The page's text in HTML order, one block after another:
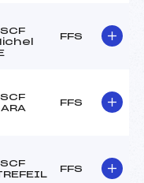
FFS
FFS
FFS